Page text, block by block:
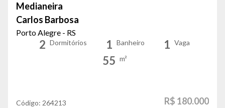
Medianeira
Carlos Barbosa
Porto Alegre - RS
2 Dormitórios 1 Banheiro 1 Vaga
55 m²
Código: 264213 R$ 180.000